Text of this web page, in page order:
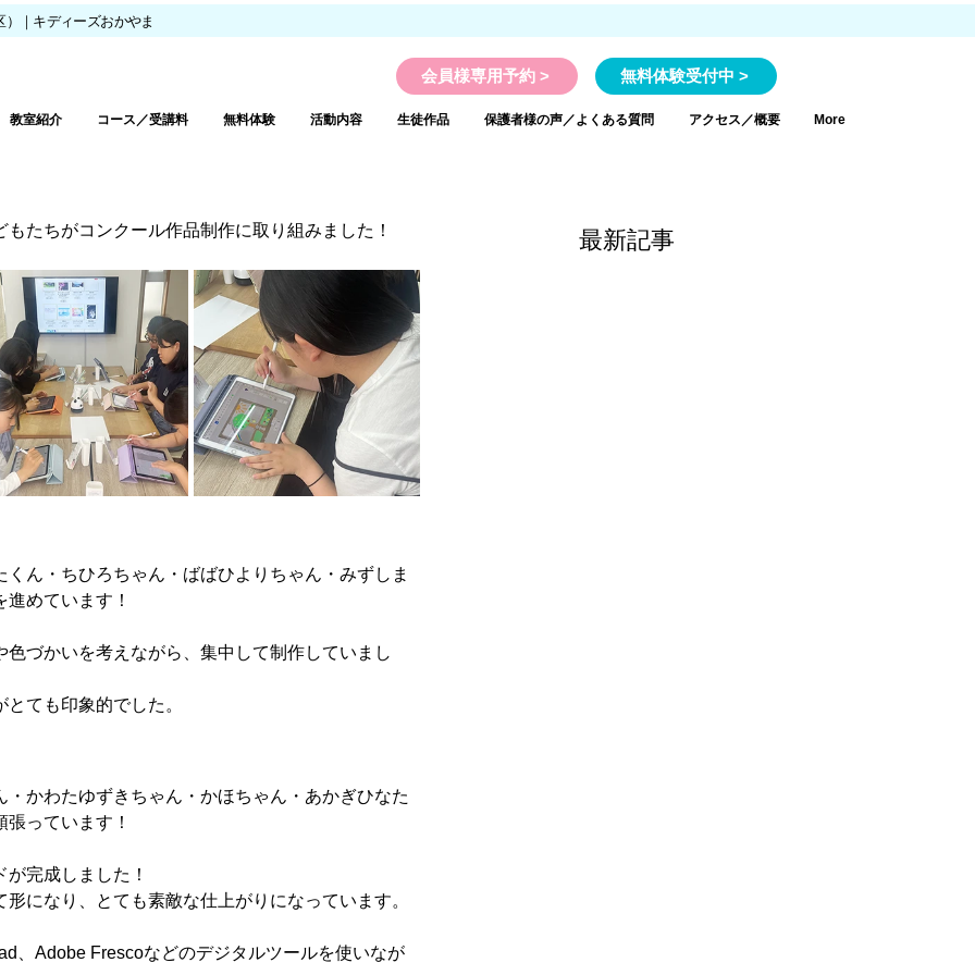
｜キディーズおかやま
会員様専用予約 > 無料体験受付中 >
教室紹介 コース／受講料 無料体験 活動内容 生徒作品 保護者様の声／よくある質問 アクセス／概要 More
たちがコンクール作品制作に取り組みました！
ん・ちひろちゃん・ばばひよりちゃん・みずしま
めています！
づかいを考えながら、集中して制作していまし
ても印象的でした。
かわたゆずきちゃん・かほちゃん・あかぎひなた
っています！
完成しました！
になり、とても素敵な仕上がりになっています。
、Adobe Frescoなどのデジタルツールを使いなが
最新記事